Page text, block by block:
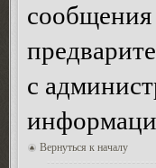
с
Вернуться к началу